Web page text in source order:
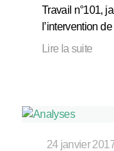
Travail n°101,
l’intervention
Lire la suite
24 janvier